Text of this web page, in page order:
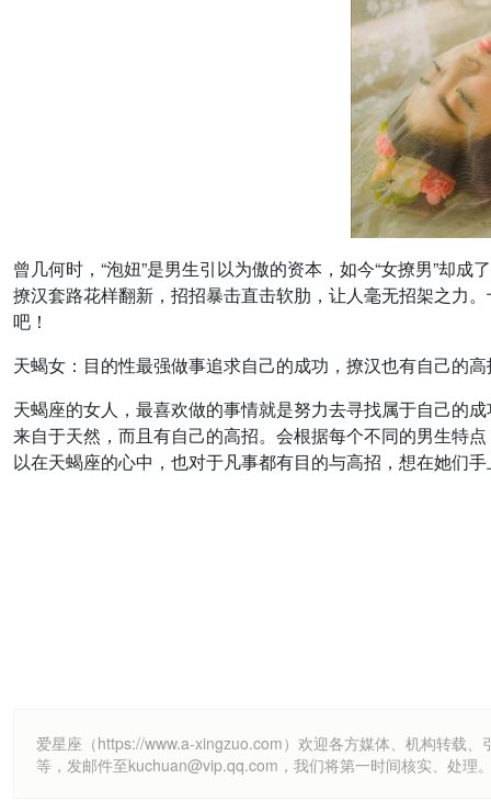
曾几何时，“泡妞”是男生引以为傲的资本，如今“女撩男”却
撩汉套路花样翻新，招招暴击直击软肋，让人毫无招架之力
吧！
天蝎女：目的性最强做事追求自己的成功，撩汉也有自己的
天蝎座的女人，最喜欢做的事情就是努力去寻找属于自己的
来自于天然，而且有自己的高招。会根据每个不同的男生特
以在天蝎座的心中，也对于凡事都有目的与高招，想在她们
爱星座（https://www.a-xingzuo.com）欢迎各方媒体、机构转载
等，发邮件至kuchuan@vip.qq.com，我们将第一时间核实、处理